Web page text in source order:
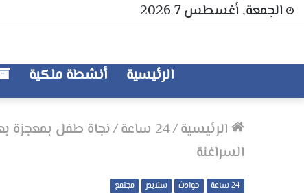
الجمعة, أغسطس 7 2026
الرئيسية
أنشطة ملكية
الرئيسية/24 ساعة /نجاة طفل بمعجزة
السراغنة
24 ساعة حوادث سلايدر مجتمع